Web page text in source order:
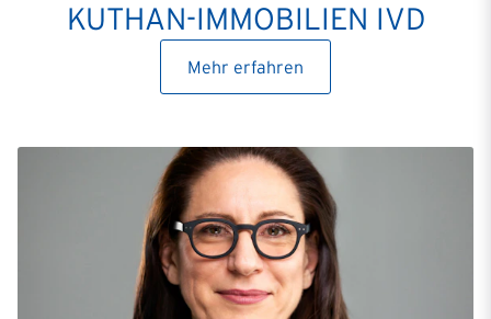
KUTHAN-IMMOBILIEN IVD
Mehr erfahren